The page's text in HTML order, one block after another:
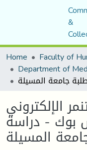
&
Home
الإلكتروني
بوك - دراسة